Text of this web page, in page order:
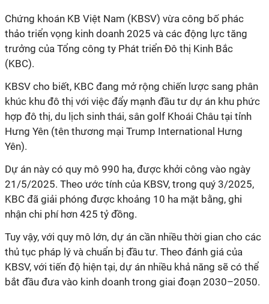
Chứng khoán KB Việt Nam (KBSV) vừa công bố phác
thảo triển vọng kinh doanh 2025 và các động lực tăng
trưởng của Tổng công ty Phát triển Đô thị Kinh Bắc
(KBC).
KBSV cho biết, KBC đang mở rộng chiến lược sang phân
khúc khu đô thị với việc đẩy mạnh đầu tư dự án khu phức
hợp đô thị, du lịch sinh thái, sân golf Khoái Châu tại tỉnh
Hưng Yên (tên thương mại Trump International Hưng
Yên).
Dự án này có quy mô 990 ha, được khởi công vào ngày
21/5/2025. Theo ước tính của KBSV, trong quý 3/2025,
KBC đã giải phóng được khoảng 10 ha mặt bằng, ghi
nhận chi phí hơn 425 tỷ đồng.
Tuy vậy, với quy mô lớn, dự án cần nhiều thời gian cho các
thủ tục pháp lý và chuẩn bị đầu tư. Theo đánh giá của
KBSV, với tiến độ hiện tại, dự án nhiều khả năng sẽ có thể
bắt đầu đưa vào kinh doanh trong giai đoạn 2030–2050.